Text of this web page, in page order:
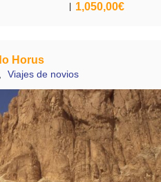
1,050,00€
Horus
, Viajes de novios